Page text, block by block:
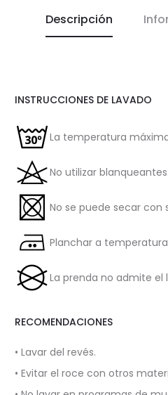
Descripción
INSTRUCCIONES DE LAVADO
La temperatura
No utilizar blanqueantes.
No se puede secar con
Planchar a temperatura
La prenda no admite el
RECOMENDACIONES
• Lavar del revés.
• Evitar el roce con otros